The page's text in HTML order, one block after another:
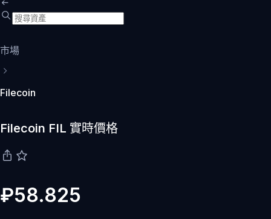
市場
Filecoin
Filecoin FIL 實時價格
₽58.825